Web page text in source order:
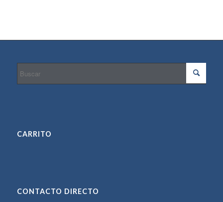
CARRITO
CONTACTO DIRECTO